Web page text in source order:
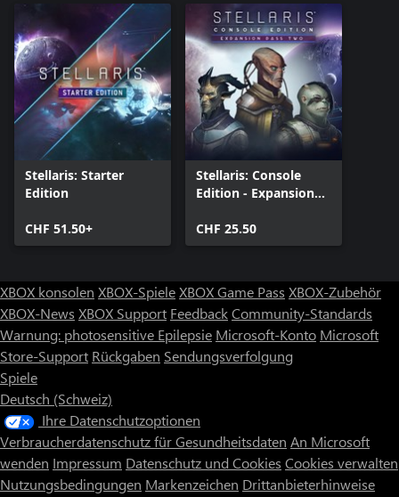
Stellaris: Starter
Edition
CHF 51.50+
Stellaris: Console
Edition - Expansion
CHF 25.50
XBOX konsolen XBOX-SpieleXBOX Game Pass XBOX-Zubehör
XBOX-News XBOX Support FeedbackCommunity-Standards
Warnung: photosensitive Epilepsie Microsoft-Konto Microsoft
Store-Support Rückgaben Sendungsverfolgung
Spiele
Deutsch (Schweiz)
Ihre Datenschutzoptionen
Verbraucherdatenschutz für Gesundheitsdaten An Microsoft
wenden Impressum Datenschutz und Cookies Cookies verwalten
Nutzungsbedingungen Markenzeichen Drittanbieterhinweise